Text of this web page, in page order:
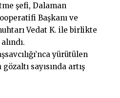
şefi, Dalaman
Başkanı ve
Vedat K. ile birlikte
yürütülen
sayısında artış